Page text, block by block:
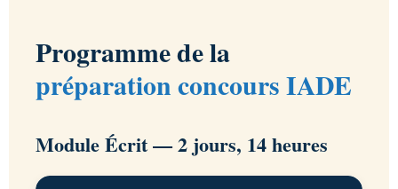
Programme de la
préparation concours IADE
Module Écrit — 2 jours, 14 heures